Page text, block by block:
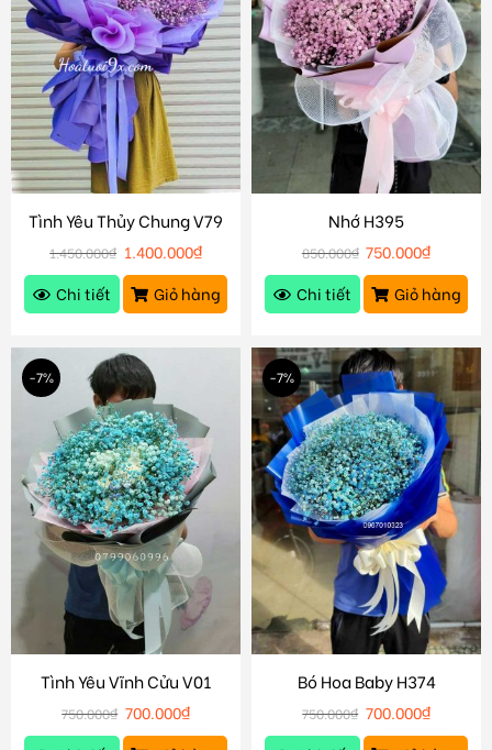
Tình Yêu Thủy Chung V79
1.450.000₫ 1.400.000₫
Chi tiết
Giỏ hàng
Nhớ H395
850.000₫ 750.000₫
Chi tiết
Giỏ hàng
-7%
Tình Yêu Vĩnh Cửu V01
750.000₫ 700.000₫
-7%
Bó Hoa Baby H374
750.000₫ 700.000₫